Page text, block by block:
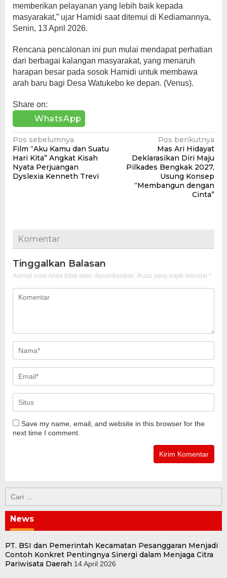
memberikan pelayanan yang lebih baik kepada
masyarakat,” ujar Hamidi saat ditemui di Kediamannya,
Senin, 13 April 2026.
Rencana pencalonan ini pun mulai mendapat perhatian
dari berbagai kalangan masyarakat, yang menaruh
harapan besar pada sosok Hamidi untuk membawa
arah baru bagi Desa Watukebo ke depan. (Venus).
Share on:
WhatsApp
Navigasi
pos
Pos sebelumnya
Film “Aku Kamu dan Suatu
Hari Kita” Angkat Kisah
Nyata Perjuangan
Dyslexia Kenneth Trevi
Pos berikutnya
Mas Ari Hidayat
Deklarasikan Diri Maju
Pilkades Bengkak 2027,
Usung Konsep
“Membangun dengan
Cinta”
Komentar
Tinggalkan Balasan
Alamat surel Anda tidak akan dipublikasikan. Ruas yang wajib ditandai *
Save my name, email, and website in this browser for the
next time I comment.
untuk:
News
PT. BSI dan Pemerintah Kecamatan Pesanggaran Menjadi
Contoh Konkret Pentingnya Sinergi dalam Menjaga Citra
Pariwisata Daerah 14 April 2026